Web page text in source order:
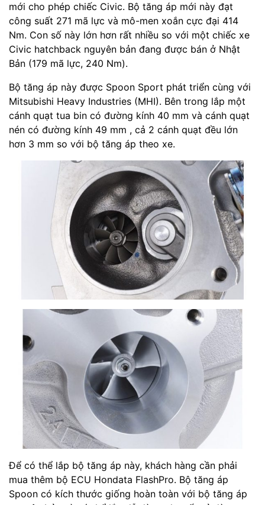
mới cho phép chiếc Civic. Bộ tăng áp mới này đạt
công suất 271 mã lực và mô-men xoắn cực đại 414
Nm. Con số này lớn hơn rất nhiều so với một chiếc xe
Civic hatchback nguyên bản đang được bán ở Nhật
Bản (179 mã lực, 240 Nm).
Bộ tăng áp này được Spoon Sport phát triển cùng với
Mitsubishi Heavy Industries (MHI). Bên trong lắp một
cánh quạt tua bin có đường kính 40 mm và cánh quạt
nén có đường kính 49 mm , cả 2 cánh quạt đều lớn
hơn 3 mm so với bộ tăng áp theo xe.
Để có thể lắp bộ tăng áp này, khách hàng cần phải
mua thêm bộ ECU Hondata FlashPro. Bộ tăng áp
Spoon có kích thước giống hoàn toàn với bộ tăng áp